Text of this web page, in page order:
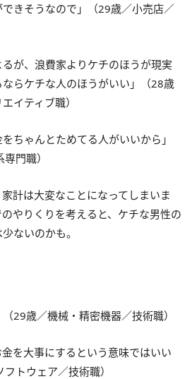
きそうなので」（29歳／小売店／
るが、浪費家よりケチのほうが現実
らケチな人のほうがいい」（28歳
イティブ職）
ちゃんとためてる人がいいから」
門職）
計は大変なことになってしまいま
やりくりを考えると、ケチな男性の
ないのかも。
29歳／機械・精密機器／技術職）
を大事にするという意味ではいい
トウェア／技術職）